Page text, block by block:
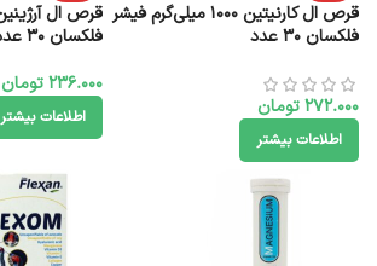
قرص ال کارنیتین 1000 میلی‌گرم فیشر
فلکسان 30 عدد
272.000تومان
اطلاعات بیشتر
فلکسان 30 عدد
236.000تومان
اطلاعات بیشتر